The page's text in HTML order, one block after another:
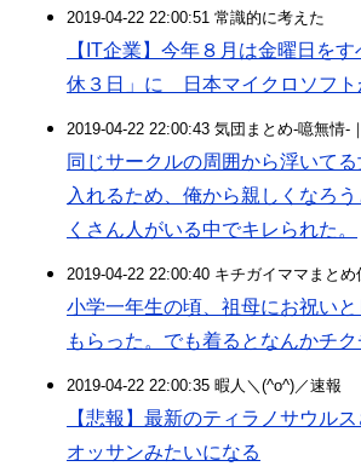
2019-04-22 22:00:51 常識的に考えた
【IT企業】今年８月は金曜日を
休３日」に 日本マイクロソフト
2019-04-22 22:00:43 気団まとめ-噫無情-
同じサークルの周囲から浮いて
入れるため、俺から親しくなろ
くさん人がいる中でキレられた。
2019-04-22 22:00:40 キチガイママまとめ
小学一年生の頃、祖母にお祝い
もらった。でも着るとなんかチ
2019-04-22 22:00:35 暇人＼(^o^)／速報
【悲報】最新のティラノサウル
オッサンみたいになる